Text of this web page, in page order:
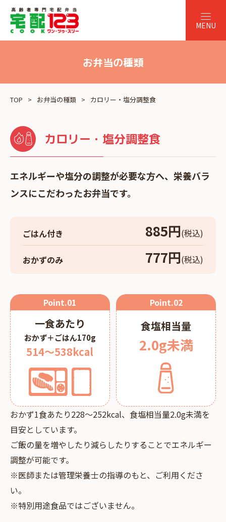
お弁当の種類
TOP お弁当の種類 カロリー・塩分調整食
カロリー・塩分調整食
エネルギーや塩分の調整が必要な方へ、栄養バラ
ンスにこだわったお弁当です。
ごはん付き 885円(税込)
おかずのみ 777円(税込)
Point.01
一食あたり
おかず＋ごはん170g
514～538kcal
Point.02
食塩相当量
2.0g未満
おかず1食あたり228～252kcal、食塩相当量2.0g未満を
目安としています。
ご飯の量を増やしたり減らしたりすることでエネルギー
調整が可能です。
※医師または管理栄養士の指導のもと、ご利用くださ
い。
※特別用途食品ではございません。